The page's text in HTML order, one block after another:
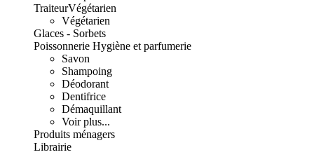
TraiteurVégétarien
Végétarien
Glaces - Sorbets
Poissonnerie Hygiène et parfumerie
Savon
Shampoing
Déodorant
Dentifrice
Démaquillant
Voir plus...
Produits ménagers
Librairie